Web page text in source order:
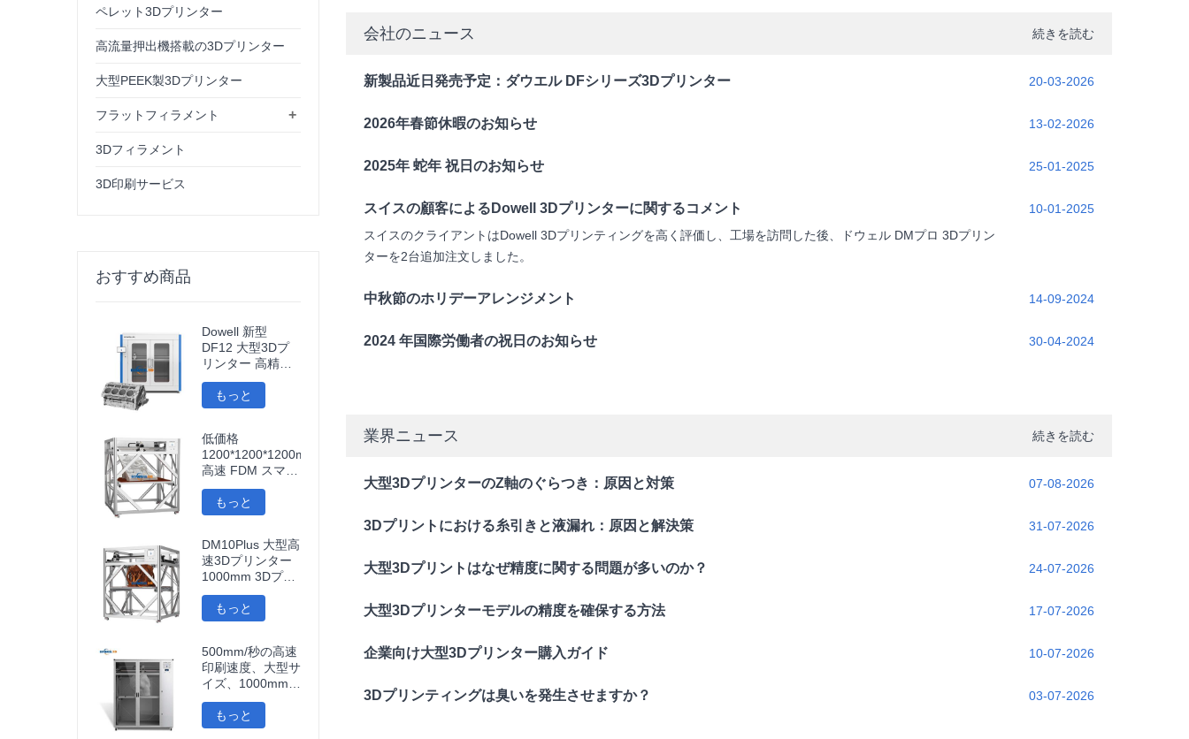
会社のニュース 続きを読む
新製品近日発売予定：ダウエル DFシリーズ3Dプリンター 20-03-2026
2026年春節休暇のお知らせ 13-02-2026
2025年 蛇年 祝日のお知らせ 25-01-2025
スイスの顧客によるDowell 3Dプリンターに関するコメント
スイスのクライアントはDowell 3Dプリンティングを高く評価し、工場を訪問した後、ドウェル DMプロ 3Dプリン
ターを2台追加注文しました。
10-01-2025
中秋節のホリデーアレンジメント 14-09-2024
2024 年国際労働者の祝日のお知らせ 30-04-2024
業界ニュース 続きを読む
大型3DプリンターのZ軸のぐらつき：原因と対策 07-08-2026
3Dプリントにおける糸引きと液漏れ：原因と解決策 31-07-2026
大型3Dプリントはなぜ精度に関する問題が多いのか？ 24-07-2026
大型3Dプリンターモデルの精度を確保する方法 17-07-2026
企業向け大型3Dプリンター購入ガイド 10-07-2026
3Dプリンティングは臭いを発生させますか？ 03-07-2026
ペレット3Dプリンター
高流量押出機搭載の3Dプリンター
大型PEEK製3Dプリンター
+
フラットフィラメント
3Dフィラメント
3D印刷サービス
おすすめ商品
Dowell 新型
DF12 大型3Dプ
リンター 高精度
3Dプリンター 産
業用モデルプリン
ター
もっと
低価格
1200*1200*1200mm
高速 FDM スマー
ト 3D プリンター
ウィ-フィ 接続 高
速 3D 印刷機
もっと
DM10Plus 大型高
速3Dプリンター
1000mm 3Dプリ
ンター
もっと
500mm/秒の高速
印刷速度、大型サ
イズ、1000mm大
判カーボンファイ
バーPLA 3Dプリ
ンター、彫刻、自
もっと